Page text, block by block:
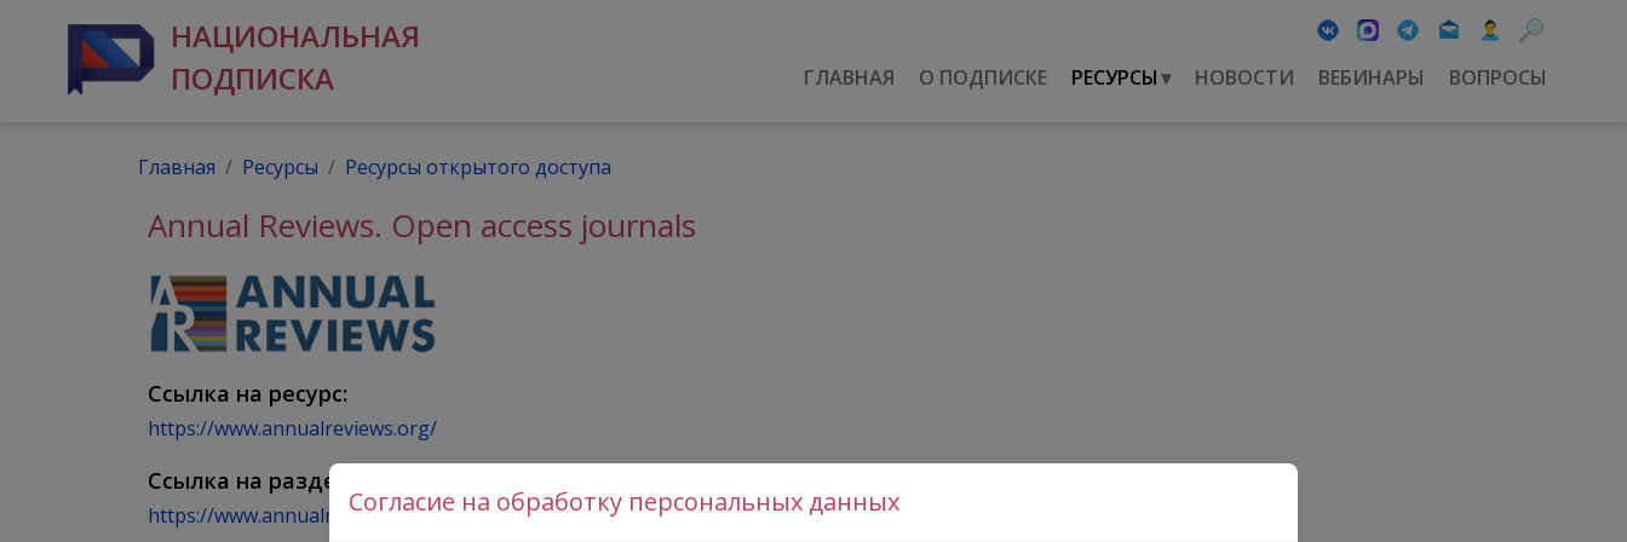
НАЦИОНАЛЬНАЯ
ПОДПИСКА
ГЛАВНАЯ О ПОДПИСКЕ РЕСУРСЫ▾ НОВОСТИ ВЕБИНАРЫ ВОПРОСЫ
Главная Ресурсы Ресурсы открытого доступа
Annual Reviews. Open access journals
Ссылка на ресурс:
https://www.annualreviews.org/
Ссылка на раздел Open access:
https://www.annualreviews.org/S2OСогласие на обработку персональных данных